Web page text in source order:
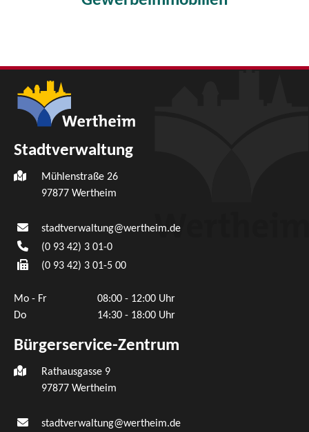
Stadtverwaltung
Mühlenstraße 26
97877 Wertheim
stadtverwaltung@wertheim.de
(0 93 42) 3 01-0
(0 93 42) 3 01-5 00
Mo - Fr
08:00 - 12:00 Uhr
Do
14:30 - 18:00 Uhr
Bürgerservice-Zentrum
Rathausgasse 9
97877 Wertheim
stadtverwaltung@wertheim.de